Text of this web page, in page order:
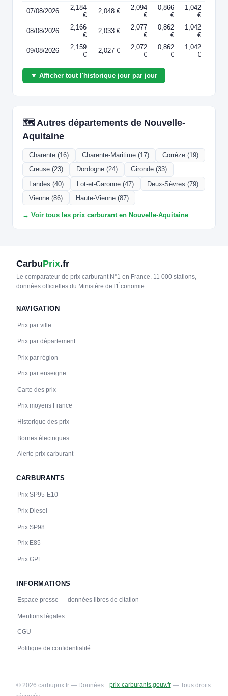
07/08/2026
2,184
€
2,048 €
2,094
€
0,866
€
1,042
€
08/08/2026
2,166
€
2,033 €
2,077
€
0,862
€
1,042
€
09/08/2026
2,159
€
2,027 €
2,072
€
0,862
€
1,042
€
▼ Afficher tout l'historique jour par jour
🗺️ Autres départements de Nouvelle-
Aquitaine
Charente (16) Charente-Maritime (17)
Corrèze (19)
Creuse (23)
Dordogne (24)
Gironde (33)
Landes (40)
Lot-et-Garonne (47)
Deux-Sèvres (79)
Vienne (86)
Haute-Vienne (87)
→ Voir tous les prix carburant en Nouvelle-Aquitaine
CarbuPrix.fr
Le comparateur de prix carburant N°1 en France. 11 000 stations,
données officielles du Ministère de l'Économie.
NAVIGATION
Prix par ville
Prix par département
Prix par région
Prix par enseigne
Carte des prix
Prix moyens France
Historique des prix
Bornes électriques
Alerte prix carburant
CARBURANTS
Prix SP95-E10
Prix Diesel
Prix SP98
Prix E85
Prix GPL
INFORMATIONS
Espace presse — données libres de citation
Mentions légales
CGU
Politique de confidentialité
© 2026 carbuprix.fr — Données : prix-carburants.gouv.fr — Tous droits